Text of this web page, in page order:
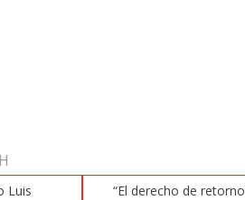
Luis “El derecho de